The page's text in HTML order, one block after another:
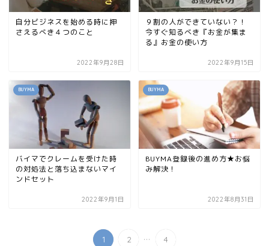
自分ビジネスを始める時に押
さえるべき４つのこと
2022年9月28日
９割の人ができていない？！
今すぐ知るべき『お金が集ま
る』お金の使い方
2022年9月15日
BUYMA
バイマでクレームを受けた時
の対処法と落ち込まないマイ
ンドセット
2022年9月1日
BUYMA
BUYMA登録後の進め方★お悩
み解決！
2022年8月31日
1 2 ... 4